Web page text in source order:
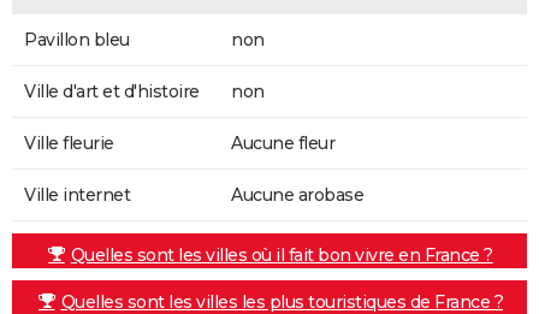
Pavillon bleu non
Ville d'art et d'histoire non
Ville fleurie Aucune fleur
Ville internet Aucune arobase
Quelles sont les villes où il fait bon vivre en France ?
Quelles sont les villes les plus touristiques de France ?